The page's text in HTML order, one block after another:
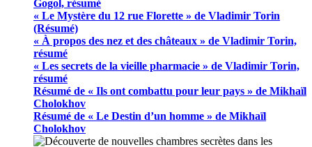
Gogol, résumé
« Le Mystère du 12 rue Florette » de Vladimir Torin
(Résumé)
« À propos des nez et des châteaux » de Vladimir Torin,
résumé
« Les secrets de la vieille pharmacie » de Vladimir Torin,
résumé
Résumé de « Ils ont combattu pour leur pays » de Mikhaïl
Cholokhov
Résumé de « Le Destin d’un homme » de Mikhaïl
Cholokhov